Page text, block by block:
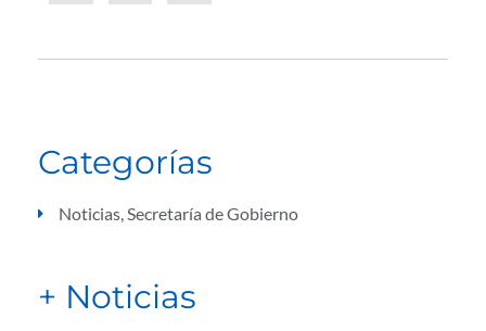
Categorías
Noticias,Secretaría de Gobierno
+ Noticias